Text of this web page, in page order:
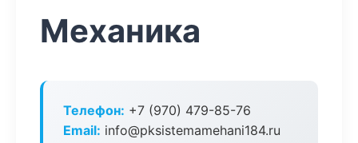
Механика
Телефон: +7 (970) 479-85-76
Email: info@pksistemamehani184.ru